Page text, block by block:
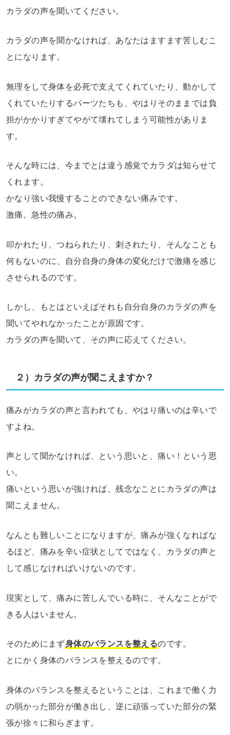
カラダの声を聞いてください。
カラダの声を聞かなければ、あなたはますます苦しむこ
とになります。
無理をして身体を必死で支えてくれていたり、動かして
くれていたりするパーツたちも、やはりそのままでは負
担がかかりすぎてやがて壊れてしまう可能性がありま
す。
そんな時には、今までとは違う感覚でカラダは知らせて
くれます。
かなり強い我慢することのできない痛みです。
激痛。急性の痛み。
叩かれたり、つねられたり、刺されたり、そんなことも
何もないのに、自分自身の身体の変化だけで激痛を感じ
させられるのです。
しかし、もとはといえばそれも自分自身のカラダの声を
聞いてやれなかったことが原因です。
カラダの声を聞いて、その声に応えてください。
２）カラダの声が聞こえますか？
痛みがカラダの声と言われても、やはり痛いのは辛いで
すよね。
声として聞かなければ、という思いと、痛い！という思
い。
痛いという思いが強ければ、残念なことにカラダの声は
聞こえません。
なんとも難しいことになりますが、痛みが強くなればな
るほど、痛みを辛い症状としてではなく、カラダの声と
して感じなければいけないのです。
現実として、痛みに苦しんでいる時に、そんなことがで
きる人はいません。
そのためにまず身体のバランスを整えるのです。
とにかく身体のバランスを整えるのです。
身体のバランスを整えるということは、これまで働く力
の弱かった部分が働き出し、逆に頑張っていた部分の緊
張が徐々に和らぎます。